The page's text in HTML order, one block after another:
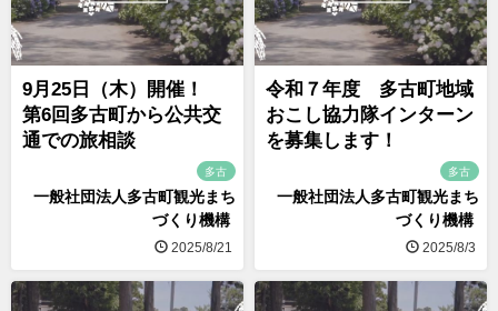
9月25日（木）開催！
第6回多古町から公共交
通での旅相談
多古
一般社団法人多古町観光まち
づくり機構
2025/8/21
令和７年度 多古町地域
おこし協力隊インターン
を募集します！
多古
一般社団法人多古町観光まち
づくり機構
2025/8/3